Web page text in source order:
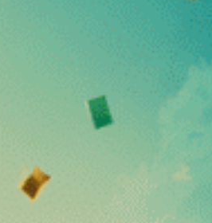
Cogumelos
Loja de CBD